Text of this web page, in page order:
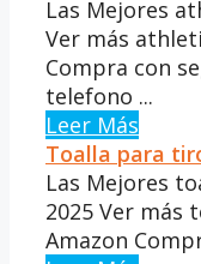
Las Mejores
Ver más
Compra con
telefono ...
Leer Más
Toalla para
Las Mejores
2025 Ver más
Amazon